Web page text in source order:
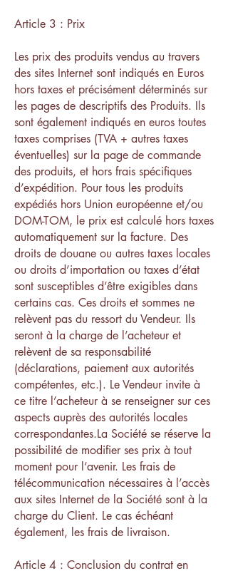
Article 3 : Prix
Les prix des produits vendus au travers
des sites Internet sont indiqués en Euros
hors taxes et précisément déterminés sur
les pages de descriptifs des Produits. Ils
sont également indiqués en euros toutes
taxes comprises (TVA + autres taxes
éventuelles) sur la page de commande
des produits, et hors frais spécifiques
d’expédition. Pour tous les produits
expédiés hors Union européenne et/ou
DOM-TOM, le prix est calculé hors taxes
automatiquement sur la facture. Des
droits de douane ou autres taxes locales
ou droits d’importation ou taxes d’état
sont susceptibles d’être exigibles dans
certains cas. Ces droits et sommes ne
relèvent pas du ressort du Vendeur. Ils
seront à la charge de l’acheteur et
relèvent de sa responsabilité
(déclarations, paiement aux autorités
compétentes, etc.). Le Vendeur invite à
ce titre l’acheteur à se renseigner sur ces
aspects auprès des autorités locales
correspondantes.La Société se réserve la
possibilité de modifier ses prix à tout
moment pour l’avenir. Les frais de
télécommunication nécessaires à l’accès
aux sites Internet de la Société sont à la
charge du Client. Le cas échéant
également, les frais de livraison.
Article 4 : Conclusion du contrat en